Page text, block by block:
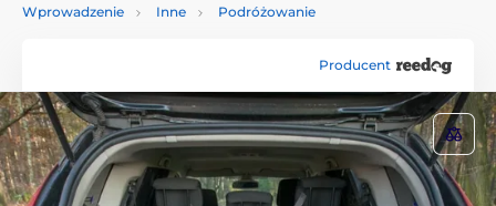
Wprowadzenie Inne Podróżowanie
Producent